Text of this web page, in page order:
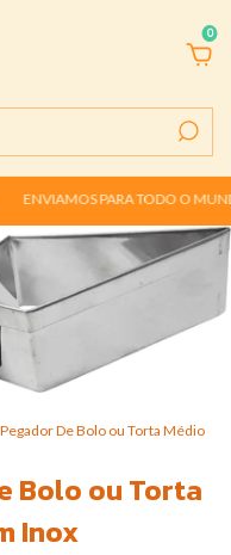
0
PARA TODO O MUNDO
De Bolo ou Torta Médio
Bolo ou Torta
Inox